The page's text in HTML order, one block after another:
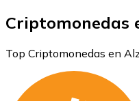
Criptomonedas
Top Criptomonedas en